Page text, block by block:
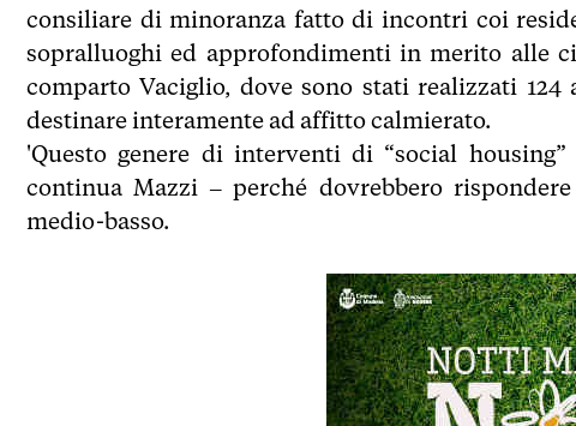
consiliare di minoranza fatto di incontri coi
sopralluoghi ed approfondimenti in merito alle
comparto Vaciglio, dove sono stati realizzati
destinare interamente ad affitto calmierato.
'Questo genere di interventi di “social
continua Mazzi – perché dovrebbero
medio-basso.